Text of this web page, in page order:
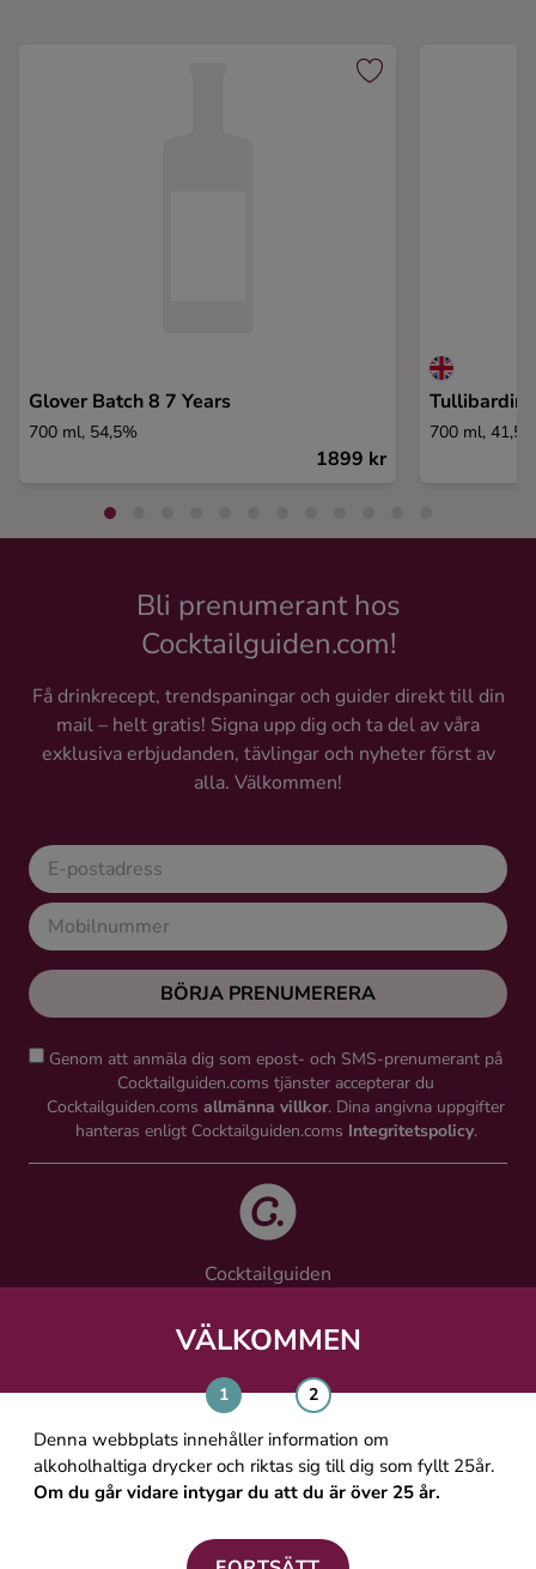
VÄLKOMMEN
Denna webbplats innehåller information om
alkoholhaltiga drycker och riktas sig till dig som fyllt 25år.
Om du går vidare intygar du att du är över 25 år.
Glover Batch 8 7 Years
700 ml, 54,5%
1899 kr
700 ml,
Bli prenumerant hos
Cocktailguiden.com!
Få drinkrecept, trendspaningar och guider direkt till din
mail – helt gratis! Signa upp dig och ta del av våra
exklusiva erbjudanden, tävlingar och nyheter först av
alla. Välkommen!
BÖRJA PRENUMERERA
Genom att anmäla dig som epost- och SMS-prenumerant på
Cocktailguiden.coms tjänster accepterar du
Cocktailguiden.coms allmänna villkor. Dina angivna uppgifter
hanteras enligt Cocktailguiden.coms Integritetspolicy.
Cocktailguiden
Västra Järnvägsgatan 21, 111 64 Stockholm
ALLMÄNNA VILLKOR